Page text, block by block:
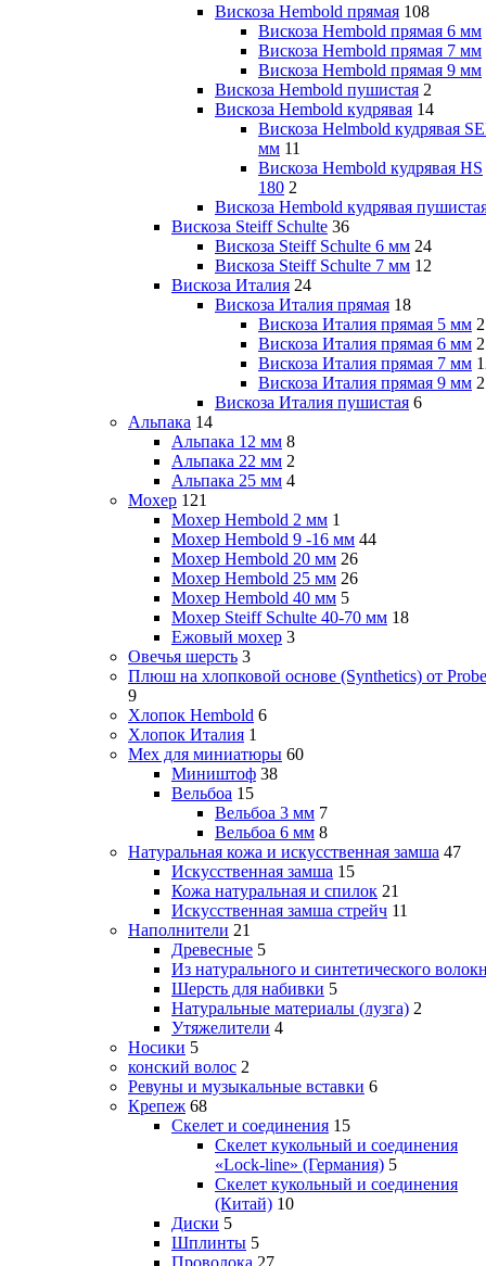
Вискоза Hembold прямая 108
Вискоза Hembold прямая 6 мм
Вискоза Hembold прямая 7 мм
Вискоза Hembold прямая 9 мм
Вискоза Hembold пушистая 2
Вискоза Hembold кудрявая 14
Вискоза Helmbold кудрявая
мм 11
Вискоза Hembold кудрявая HS
180 2
Вискоза Hembold кудрявая
Вискоза Steiff Schulte 36
Вискоза Steiff Schulte 6 мм 24
Вискоза Steiff Schulte 7 мм 12
Вискоза Италия 24
Вискоза Италия прямая 18
Вискоза Италия прямая 5 мм 2
Вискоза Италия прямая 6 мм 2
Вискоза Италия прямая 7 мм
Вискоза Италия прямая 9 мм 2
Вискоза Италия пушистая 6
Альпака 14
Альпака 12 мм 8
Альпака 22 мм 2
Альпака 25 мм 4
Мохер 121
Мохер Hembold 2 мм 1
Мохер Hembold 9 -16 мм 44
Мохер Hembold 20 мм 26
Мохер Hembold 25 мм 26
Мохер Hembold 40 мм 5
Мохер Steiff Schulte 40-70 мм 18
Ежовый мохер 3
Овечья шерсть 3
Плюш на хлопковой основе (Synthetics) от
9
Хлопок Hembold 6
Хлопок Италия 1
Мех для миниатюры 60
Миништоф 38
Вельбоа 15
Вельбоа 3 мм 7
Вельбоа 6 мм 8
Натуральная кожа и искусственная замша 47
Искусственная замша 15
Кожа натуральная и спилок 21
Искусственная замша стрейч 11
Наполнители 21
Древесные 5
Из натурального и синтетического
Шерсть для набивки 5
Натуральные материалы (лузга) 2
Утяжелители 4
Носики 5
конский волос 2
Ревуны и музыкальные вставки 6
Крепеж 68
Скелет и соединения 15
Скелет кукольный и соединения
«Lock-line» (Германия) 5
Скелет кукольный и соединения
(Китай) 10
Диски 5
Шплинты 5